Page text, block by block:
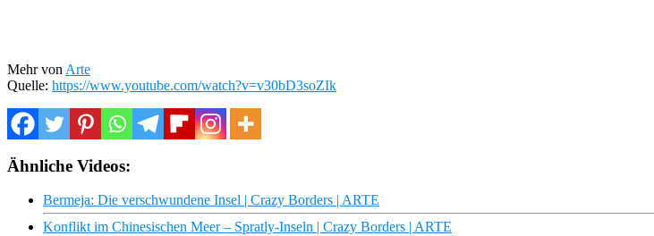
Mehr von Arte
Quelle: https://www.youtube.com/watch?v=v30bD3soZIk
Ähnliche Videos:
Bermeja: Die verschwundene Insel | Crazy Borders | ARTE
Konflikt im Chinesischen Meer – Spratly-Inseln | Crazy Borders | ARTE